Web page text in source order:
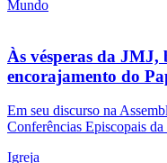
Mundo
Às vésperas da JMJ,
encorajamento do
Em seu discurso na
Conferências Episcopais
Igreja